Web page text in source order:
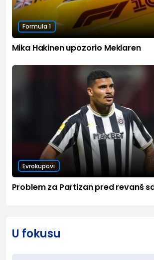
Formula 1
Mika Hakinen upozorio Meklaren
Evrokupovi
Problem za Partizan pred revanš
U fokusu